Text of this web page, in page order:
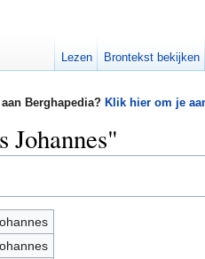
Berghapedia? Klik hier om je
Johannes"
Lezen Brontekst bekijken